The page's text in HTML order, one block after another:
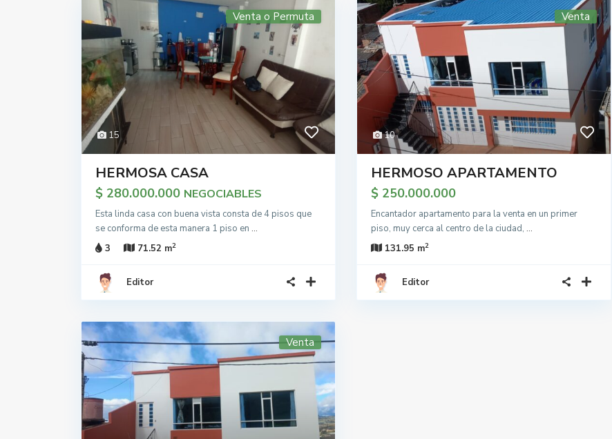
15
Venta o Permuta
HERMOSA CASA
$ 280.000.000 NEGOCIABLES
Esta linda casa con buena vista consta de 4 pisos que
se conforma de esta manera 1 piso en ...
3
71.52 m2
Editor
10
Venta
HERMOSO APARTAMENTO
$ 250.000.000
Encantador apartamento para la venta en un primer
piso, muy cerca al centro de la ciudad, ...
131.95 m2
Editor
Venta